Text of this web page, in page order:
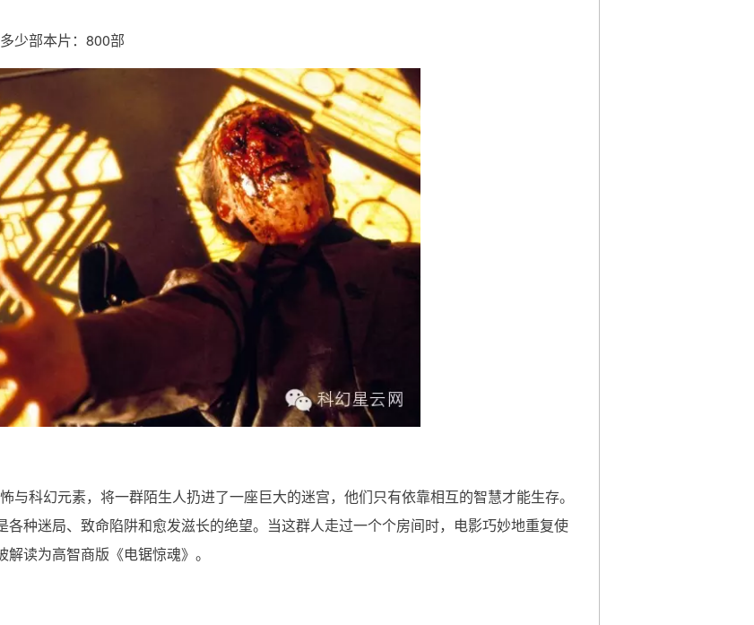
少部本片：800部
与科幻元素，将一群陌生人扔进了一座巨大的迷宫，他们只有依靠相互的智慧才能生存。
种迷局、致命陷阱和愈发滋长的绝望。当这群人走过一个个房间时，电影巧妙地重复使
读为高智商版《电锯惊魂》。